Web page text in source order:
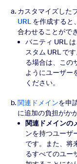
カスタマイズした
URLを作成すると
合わせることがで
バニティ URL
スタム URL で
る場合は、この
ようにユーザー
ください。
関連ドメインを申
に追加の負担がか
関連ドメインの
ンを持つユーザ
です。また、将
るすべてのユー